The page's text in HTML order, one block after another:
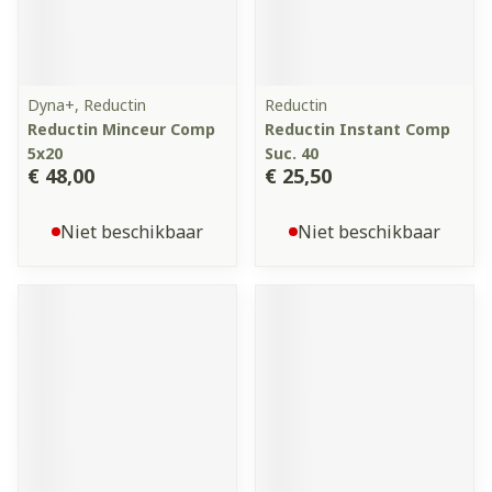
Dyna+, Reductin
Reductin Minceur Comp
5x20
€ 48,00
Niet beschikbaar
Reductin
Reductin Instant Comp
Suc. 40
€ 25,50
Niet beschikbaar